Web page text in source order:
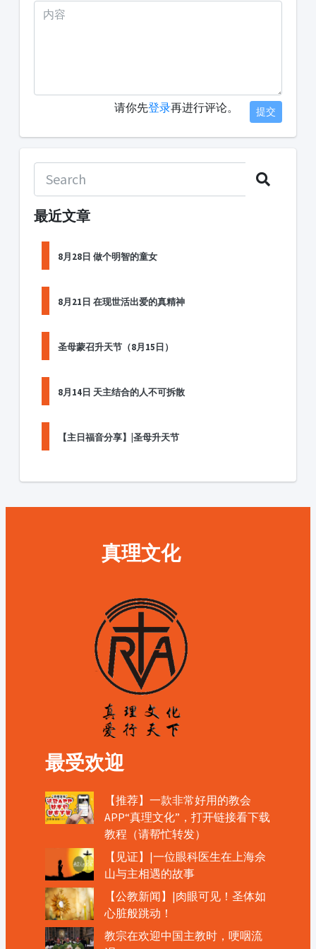
请你先登录再进行评论。 提交
最近文章
8月28日 做个明智的童女
8月21日 在现世活出爱的真精神
圣母蒙召升天节（8月15日）
8月14日 天主结合的人不可拆散
【主日福音分享】|圣母升天节
真理文化
最受欢迎
【推荐】一款非常好用的教会
APP“真理文化”，打开链接看下载
教程（请帮忙转发）
【见证】|一位眼科医生在上海佘
山与主相遇的故事
【公教新闻】|肉眼可见！圣体如
心脏般跳动！
教宗在欢迎中国主教时，哽咽流